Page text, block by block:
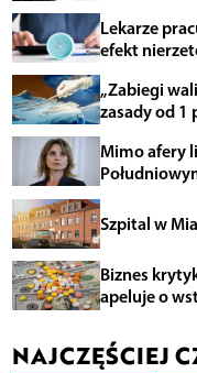
Lekarze
efekt
„Zabiegi
zasady od 1
Mimo afery
Szpital w
Biznes
apeluje o
NAJCZĘŚCIEJ